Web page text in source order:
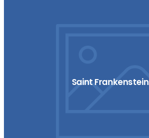
Saint Frankenstein